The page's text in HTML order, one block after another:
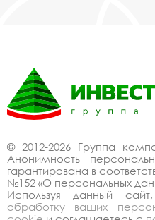
© 2012-2026 Группа
Анонимность
гарантирована в
№152 «О персональных
Используя данный
обработку ваших